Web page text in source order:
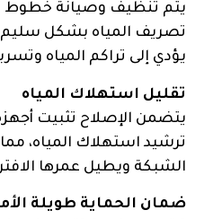
يتم تنظيف وصيانة
تصريف المياه بشكل سليم
يؤدي إلى تراكم المياه
تقليل استهلاك المياه
يتضمن الإصلاح تثبيت
ترشيد استهلاك المياه،
الشبكة ويطيل عمرها
ضمان الحماية طويلة